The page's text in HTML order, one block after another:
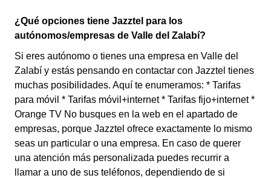
¿Qué opciones tiene Jazztel para los
autónomos/empresas de Valle del Zalabí?
Si eres autónomo o tienes una empresa en Valle del
Zalabí y estás pensando en contactar con Jazztel tienes
muchas posibilidades. Aquí te enumeramos: * Tarifas
para móvil * Tarifas móvil+internet * Tarifas fijo+internet *
Orange TV No busques en la web en el apartado de
empresas, porque Jazztel ofrece exactamente lo mismo
seas un particular o una empresa. En caso de querer
una atención más personalizada puedes recurrir a
llamar a uno de sus teléfonos, dependiendo de si